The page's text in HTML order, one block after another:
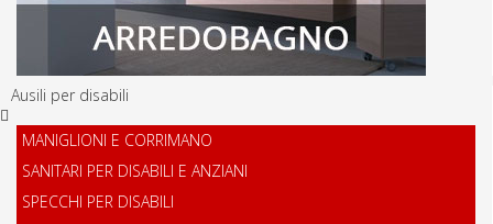
Ausili per disabili
MANIGLIONI E CORRIMANO
SANITARI PER DISABILI E ANZIANI
SPECCHI PER DISABILI